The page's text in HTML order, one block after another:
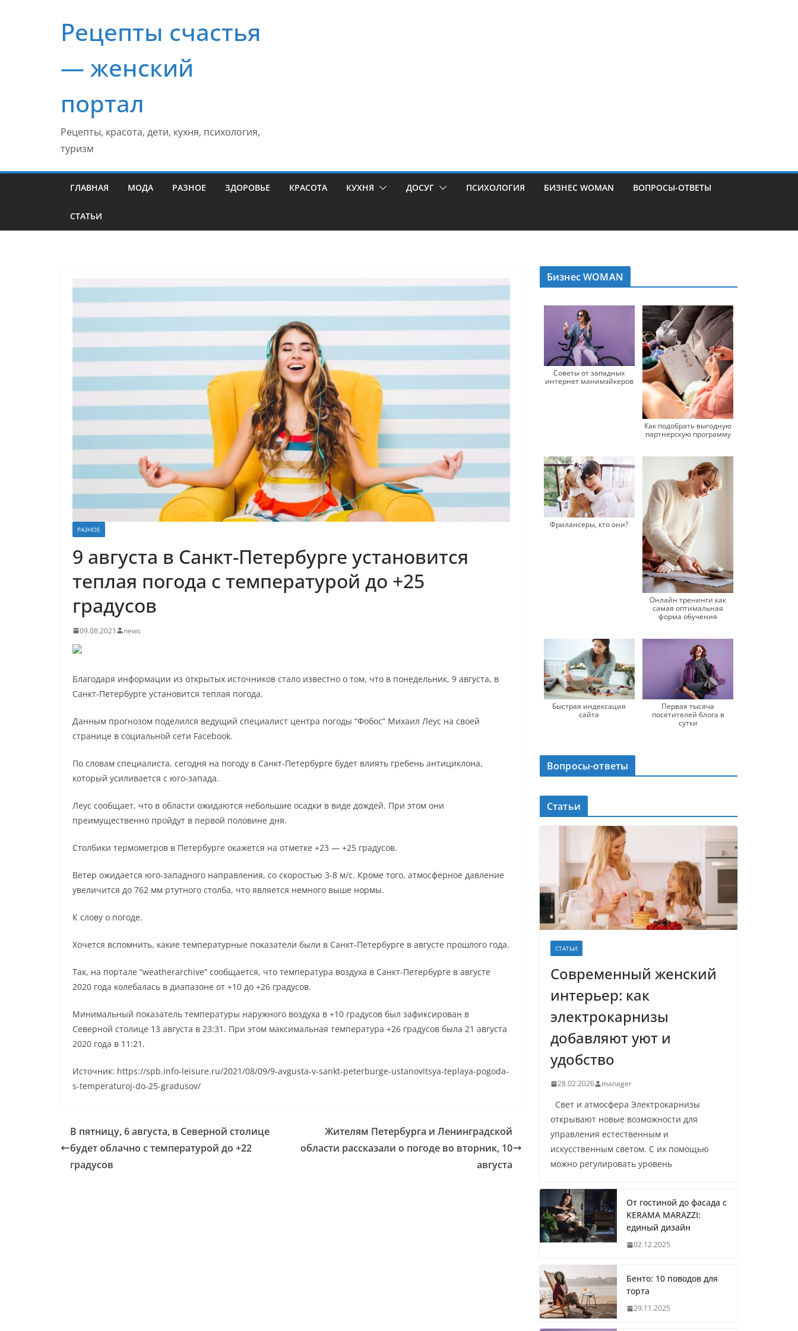
содержимомуРецепты счастья
— женский
портал
Рецепты, красота, дети, кухня, психология,
туризм
ГЛАВНАЯ МОДА РАЗНОЕ ЗДОРОВЬЕ КРАСОТА КУХНЯ ДОСУГ ПСИХОЛОГИЯ БИЗНЕС WOMAN ВОПРОСЫ-ОТВЕТЫ
СТАТЬИ
РАЗНОЕ
9 августа в Санкт-Петербурге установится
теплая погода с температурой до +25
градусов
09.08.2021 news
Благодаря информации из открытых источников стало известно о том, что в понедельник, 9 августа, в
Санкт-Петербурге установится теплая погода.
Данным прогнозом поделился ведущий специалист центра погоды “Фобос” Михаил Леус на своей
странице в социальной сети Facebook.
По словам специалиста, сегодня на погоду в Санкт-Петербурге будет влиять гребень антициклона,
который усиливается с юго-запада.
Леус сообщает, что в области ожидаются небольшие осадки в виде дождей. При этом они
преимущественно пройдут в первой половине дня.
Столбики термометров в Петербурге окажется на отметке +23 — +25 градусов.
Ветер ожидается юго-западного направления, со скоростью 3-8 м/с. Кроме того, атмосферное давление
увеличится до 762 мм ртутного столба, что является немного выше нормы.
К слову о погоде.
Хочется вспомнить, какие температурные показатели были в Санкт-Петербурге в августе прошлого года.
Так, на портале “weatherarchive” сообщается, что температура воздуха в Санкт-Петербурге в августе
2020 года колебалась в диапазоне от +10 до +26 градусов.
Минимальный показатель температуры наружного воздуха в +10 градусов был зафиксирован в
Северной столице 13 августа в 23:31. При этом максимальная температура +26 градусов была 21 августа
2020 года в 11:21.
Источник: https://spb.info-leisure.ru/2021/08/09/9-avgusta-v-sankt-peterburge-ustanovitsya-teplaya-pogoda-
s-temperaturoj-do-25-gradusov/
В пятницу, 6 августа, в Северной столице
будет облачно с температурой до +22
градусов
Жителям Петербурга и Ленинградской
области рассказали о погоде во вторник, 10
августа
Бизнес WOMAN
Советы от западных
интернет манимэйкеров
Как подобрать выгодную
партнерскую программу
Фрилансеры, кто они?
Онлайн тренинги как
самая оптимальная
форма обучения
Быстрая индексация
сайта
Первая тысяча
посетителей блога в
сутки
Вопросы-ответы
Статьи
СТАТЬИ
Современный женский
интерьер: как
электрокарнизы
добавляют уют и
удобство
28.02.2026 manager
Свет и атмосфера Электрокарнизы
открывают новые возможности для
управления естественным и
искусственным светом. С их помощью
можно регулировать уровень
От гостиной до фасада с
KERAMA MARAZZI:
единый дизайн
02.12.2025
Бенто: 10 поводов для
торта
29.11.2025